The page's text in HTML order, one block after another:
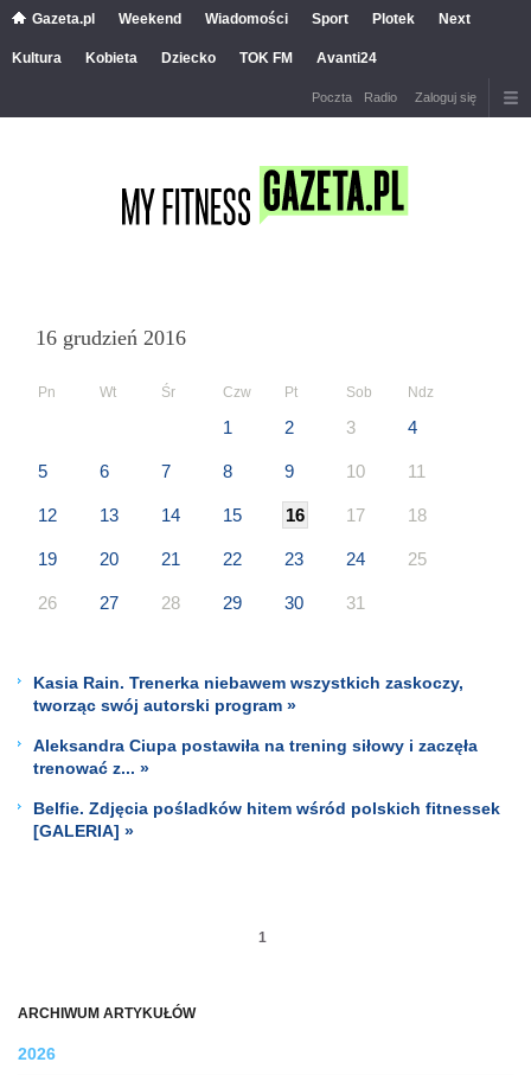
Gazeta.pl Weekend Wiadomości Sport Plotek Next
Kultura Kobieta Dziecko TOK FM Avanti24
Poczta Radio Zaloguj się
ARCHIWUM ARTYKUŁÓW
2026
16 grudzień 2016
Pn Wt Śr Czw Pt Sob Ndz
1 2 3 4
5 6 7 8 9 10 11
12 13 14 15 16 17 18
19 20 21 22 23 24 25
26 27 28 29 30 31
Kasia Rain. Trenerka niebawem wszystkich zaskoczy,
tworząc swój autorski program »
Aleksandra Ciupa postawiła na trening siłowy i zaczęła
trenować z... »
Belfie. Zdjęcia pośladków hitem wśród polskich fitnessek
[GALERIA] »
1